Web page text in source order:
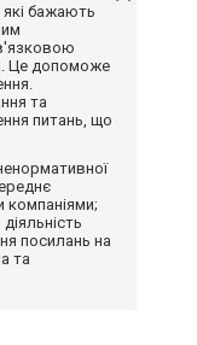
які бажають
Це допоможе
та
питань, що
компаніями;
посилань на
та